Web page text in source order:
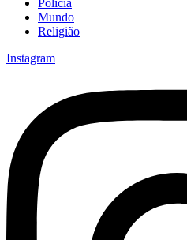
Mundo
Religião
Instagram